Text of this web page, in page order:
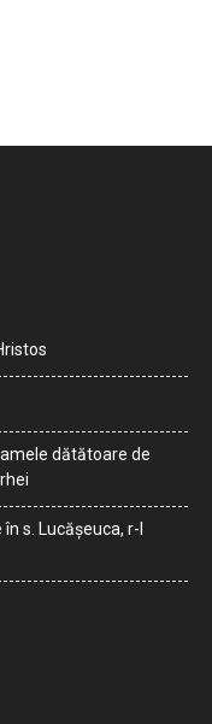
dătătoare de
s. Lucășeuca, r-l